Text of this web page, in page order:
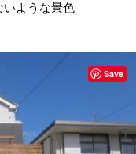
いような景色
Save